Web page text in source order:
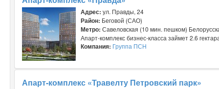
Адрес: ул. Правды, 24
Район: Беговой (САО)
Метро: Савеловская (10 мин. пешком)
Апарт-комплекс бизнес-класса займет 2.6
Компания: Группа ПСН
Апарт-комплекс «Травелту Петровский парк»